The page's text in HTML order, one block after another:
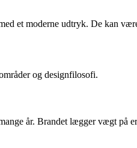
et moderne udtryk. De kan
og designfilosofi.
år. Brandet lægger vægt på